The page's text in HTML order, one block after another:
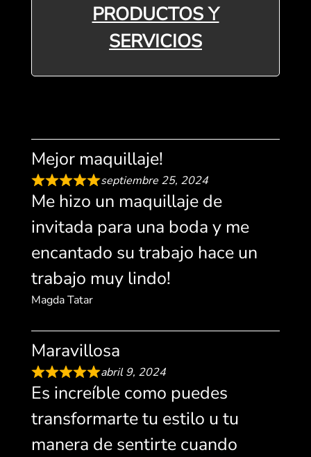
PRODUCTOS Y
SERVICIOS
Mejor maquillaje!
septiembre 25, 2024
Me hizo un maquillaje de
invitada para una boda y me
encantado su trabajo hace un
trabajo muy lindo!
Magda Tatar
Maravillosa
abril 9, 2024
Es increíble como puedes
transformarte tu estilo u tu
manera de sentirte cuando